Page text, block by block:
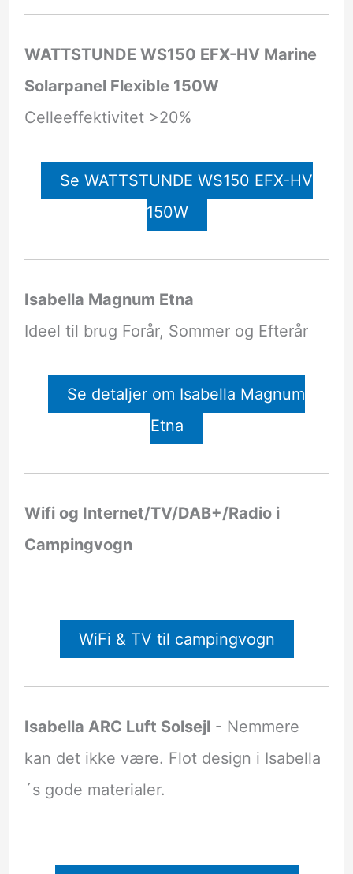
WATTSTUNDE WS150 EFX-HV Marine
Solarpanel Flexible 150W
Celleeffektivitet >20%
Se WATTSTUNDE WS150 EFX-HV
150W
Isabella Magnum Etna
Ideel til brug Forår, Sommer og Efterår
Se detaljer om Isabella Magnum
Etna
Wifi og Internet/TV/DAB+/Radio i
Campingvogn
WiFi & TV til campingvogn
Isabella ARC Luft Solsejl- Nemmere
kan det ikke være. Flot design i Isabella
´s gode materialer.